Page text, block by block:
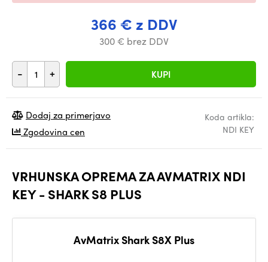
366 € z DDV
300 € brez DDV
- + KUPI
Koda artikla:
NDI KEY
Dodaj za primerjavo
Zgodovina cen
VRHUNSKA OPREMA ZA AVMATRIX NDI
KEY - SHARK S8 PLUS
AvMatrix Shark S8X Plus